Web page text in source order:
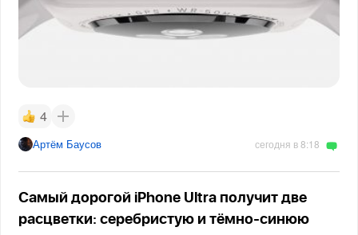
4
Артём Баусов сегодня в 8:18
Самый дорогой iPhone Ultra получит две
расцветки: серебристую и тёмно-синюю